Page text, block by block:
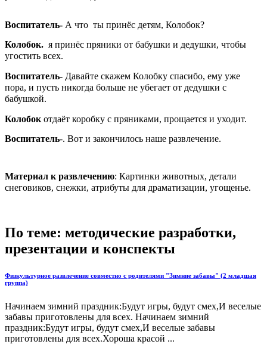
Воспитатель- А что ты принёс детям, Колобок?
Колобок. я принёс пряники от бабушки и дедушки, чтобы
угостить всех.
Воспитатель- Давайте скажем Колобку спасибо, ему уже
пора, и пусть никогда больше не убегает от дедушки с
бабушкой.
Колобок отдаёт коробку с пряниками, прощается и уходит.
Воспитатель-. Вот и закончилось наше развлечение.
Материал к развлечению: Картинки животных, детали
снеговиков, снежки, атрибуты для драматизации, угощенье.
По теме: методические разработки,
презентации и конспекты
Физкультурное развлечение совместно с родителями "Зимние забавы" (2 младшая
группа)
Начинаем зимний праздник:Будут игры, будут смех,И веселые
забавы приготовлены для всех. Начинаем зимний
праздник:Будут игры, будут смех,И веселые забавы
приготовлены для всех.Хороша красой ...